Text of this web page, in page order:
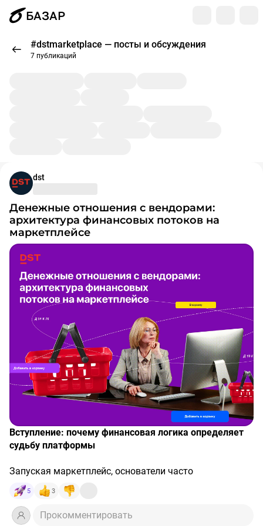
БАЗАР
#dstmarketplace — посты и обсуждения
7 публикаций
dst
Денежные отношения с вендорами:
архитектура финансовых потоков на
маркетплейсе
судьбу платформы
Запуская маркетплейс, основатели часто
фокусируются на привлечении покупателей: трафик,
конверсия, средний чек. Однако долгосрочная
устойчивость платформы зависит не только от
спроса, но и от способности выстроить прозрачные,
5 3
Прокомментировать